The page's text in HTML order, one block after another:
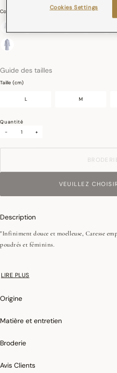
Couleurs :
sélectionné
Guide des tailles
Taille (cm)
L M
Quantité
-
+
VEUILLEZ
Description
"Infiniment douce et moelleuse, Caresse
poudrés et féminins.
•Low Twist
• 450 g/m²
•Patte d'accrochage
•Col châle
LIRE PLUS
Origine
Matière et entretien
Broderie
Avis Clients
Cookies Settings